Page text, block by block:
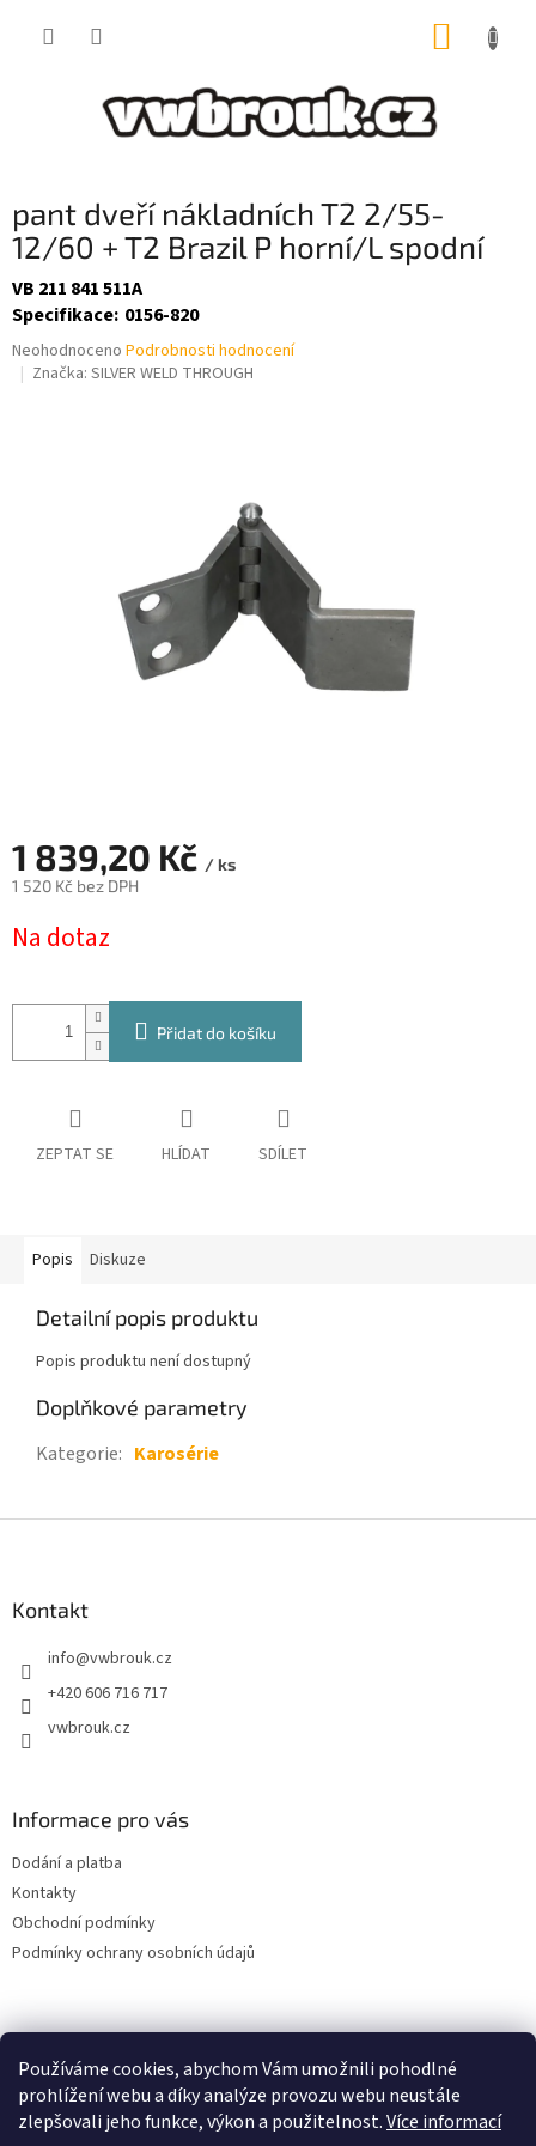
Používáme cookies, abychom Vám umožnili pohodlné
prohlížení webu a díky analýze provozu webu neustále
zlepšovali jeho funkce, výkon a použitelnost.Více informací
pant dveří nákladních T2 2/55-
12/60 + T2 Brazil P horní/L spodní
VB 211 841 511A
Specifikace: 0156-820
Průměrné
hodnocení
Neohodnoceno Podrobnosti hodnocení
Značka: SILVER WELD THROUGH
1 839,20 Kč / ks
1 520 Kč bez DPH
cena:
Na dotaz
Přidat do košíku
ZEPTAT SE HLÍDAT SDÍLET
Popis Diskuze
Detailní popis produktu
Popis produktu není dostupný
Doplňkové parametry
Kategorie: Karosérie
Kontakt
info@vwbrouk.cz
+420 606 716 717
vwbrouk.cz
Informace pro vás
Dodání a platba
Kontakty
Obchodní podmínky
Podmínky ochrany osobních údajů